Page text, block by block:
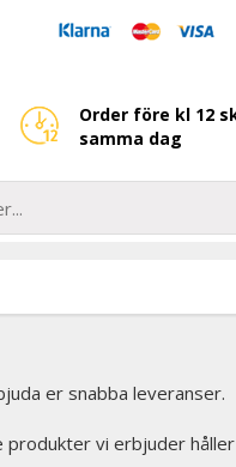
Order före kl 12
samma dag
er snabba leveranser.
vi erbjuder